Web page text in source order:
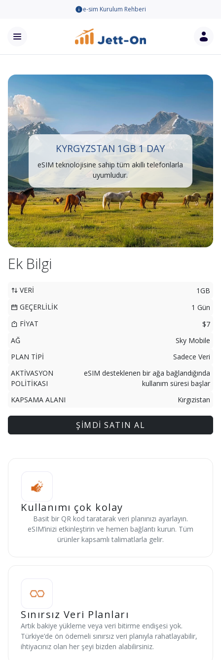
e-sim Kurulum Rehberi
KYRGYZSTAN 1GB 1 DAY
eSIM teknolojisine sahip tüm akıllı telefonlarla
uyumludur.
Ek Bilgi
VERİ
1GB
GEÇERLİLİK
1 Gün
FİYAT
$7
AĞ
Sky Mobile
PLAN TİPİ
Sadece Veri
AKTİVASYON
POLİTİKASI
eSIM desteklenen bir ağa bağlandığında
kullanım süresi başlar
KAPSAMA ALANI
Kırgızistan
ŞİMDİ SATIN AL
Kullanımı çok kolay
Basit bir QR kod taratarak veri planınızı ayarlayın.
eSIM’inizi etkinleştirin ve hemen bağlantı kurun. Tüm
ürünler kapsamlı talimatlarla gelir.
Sınırsız Veri Planları
Artık bakiye yükleme veya veri bitirme endişesi yok.
Türkiye’de ön ödemeli sınırsız veri planıyla rahatlayabilir,
ihtiyacınız olan her şeyi bizden alabilirsiniz.